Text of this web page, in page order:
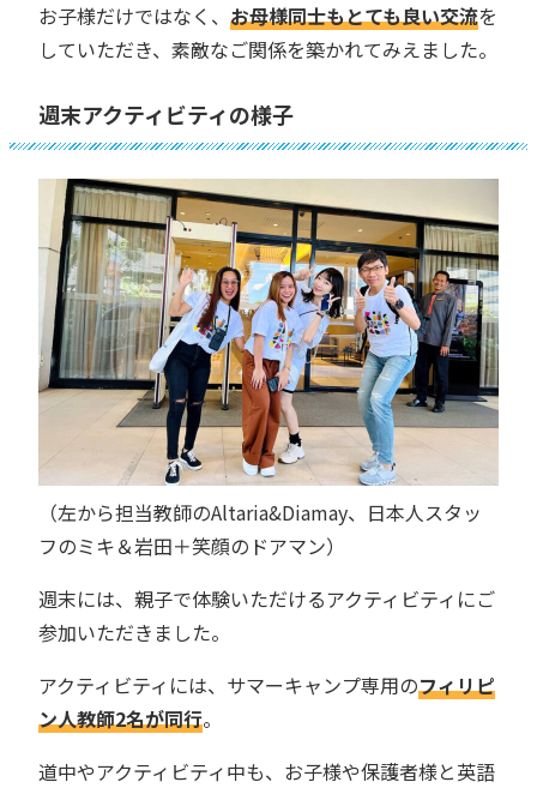
お子様だけではなく、 お母様同士もとても良い交流を
していただき、素敵なご関係を築かれてみえました。
週末アクティビティの様子
（左から担当教師のAltaria&Diamay、日本人スタッ
フのミキ＆岩田＋笑顔のドアマン）
週末には、親子で体験いただけるアクティビティにご
参加いただきました。
アクティビティには、サマーキャンプ専用のフィリピ
ン人教師2名が同行。
道中やアクティビティ中も、お子様や保護者様と英語